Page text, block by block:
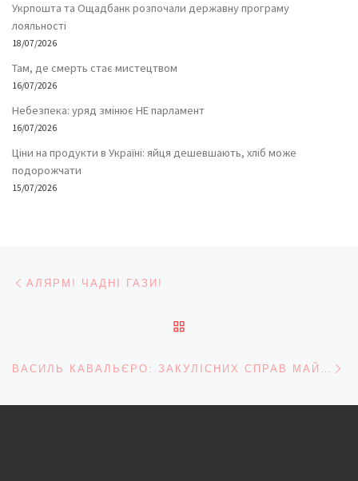
Укрпошта та Ощадбанк розпочали державну програму
лояльності
18/07/2026
Там, де смерть стає мистецтвом
16/07/2026
Небезпека: уряд змінює НЕ парламент
16/07/2026
Ціни на продукти в Україні: яйця дешевшають, хліб може
подорожчати
15/07/2026
Навігація записів
АЛЯРМ! ЧАДНІ ГАЗИ!